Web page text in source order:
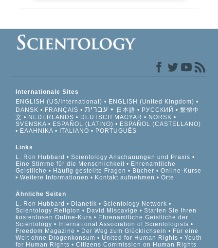
Internationale Sites
ENGLISH (US/International)
ENGLISH (United Kingdom)
DANSK
FRANÇAIS עברית 日本語 РУССКИЙ
繁體中
文
NEDERLANDS DEUTSCH MAGYAR
NORSK
SVENSKA
ESPAÑOL (LATINO)
ESPAÑOL (CASTELLANO)
ΕΛΛΗΝΙΚA
ITALIANO PORTUGUÊS
Links
L. Ron Hubbard
Scientology Anschauungen und Praxis
Eine Stimme für die Menschlichkeit
Ehrenamtliche
Geistliche
Häufig gestellte Fragen Bücher
Online-Kurse
Weitere Informationen
Kontakt aufnehmen Orte
Ähnliche Seiten
L. Ron Hubbard
Dianetik
Scientology Network
Scientology Religion
David Miscavige
Starten Sie Ihren
kostenlosen Online-Kurs
Ehrenamtliche Geistliche der
Scientology
International Association of Scientologists
Freedom Magazine
Der Weg zum Glücklichsein
Für eine
Welt ohne Drogenkonsum
United for Human Rights
Youth
for Human Rights
Citizens Commission on Human Rights